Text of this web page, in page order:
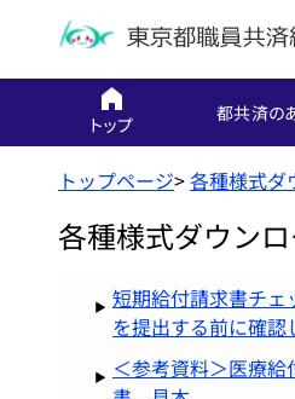
トップ 都共済の
トップページ>各種様式ダ
各種様式ダウン
短期給付請求書チェ
を提出する前に確認
＜参考資料＞医療